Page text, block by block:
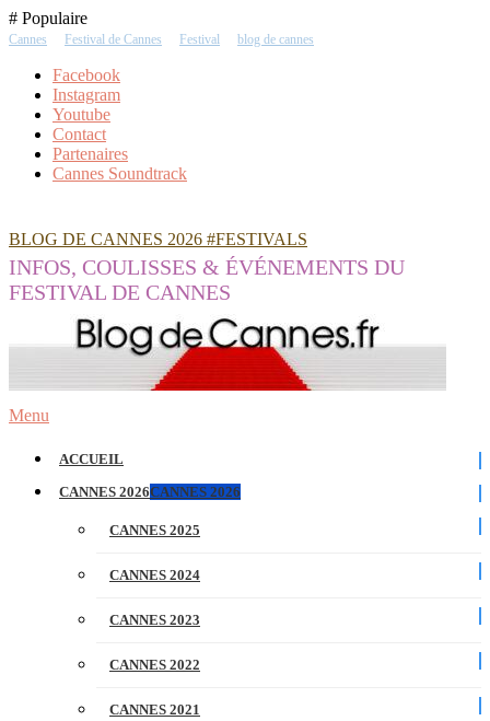
Skip
To
# Populaire
Cannes Festival de Cannes Festival blog de cannes
Facebook
Instagram
Youtube
Contact
Partenaires
Cannes Soundtrack
BLOG DE CANNES 2026 #FESTIVALS
INFOS, COULISSES & ÉVÉNEMENTS DU
FESTIVAL DE CANNES
Menu
ACCUEIL
CANNES 2026CANNES 2026
CANNES 2025
CANNES 2024
CANNES 2023
CANNES 2022
CANNES 2021